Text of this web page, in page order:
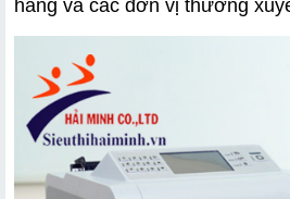
Phát hiện tiền giả hiệu quả
Tốc độ đếm nhanh, đếm được
Khay nạp và khay nhận dung
Màn hình LCD 3.5 inch trực quan
hàng và các đơn vị thường